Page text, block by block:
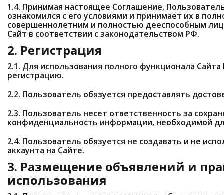
1.4. Принимая настоящее Соглашение,
ознакомился с его условиями и принимает их в
совершеннолетним и полностью дееспособным
Сайт в соответствии с законодательством РФ.
2. Регистрация
2.1. Для использования полного функционала
регистрацию.
2.2. Пользователь обязуется предоставлять
2.3. Пользователь несет ответственность за
конфиденциальность информации, необходимой
2.4. Пользователь обязуется не создавать и не
аккаунта на Сайте.
3. Размещение объявлений и
использования